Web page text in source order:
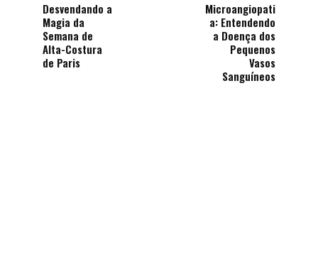
Desvendando a
Magia da
Semana de
Alta-Costura
de Paris
Microangiopati
a: Entendendo
a Doença dos
Pequenos
Vasos
Sanguíneos